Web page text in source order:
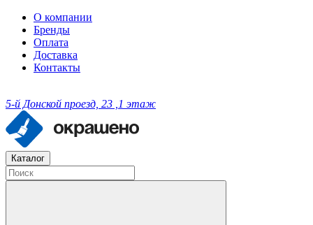
О компании
Бренды
Оплата
Доставка
Контакты
5-й Донской проезд, 23 ,1 этаж
Каталог